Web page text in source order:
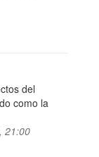
del
como la
21:00